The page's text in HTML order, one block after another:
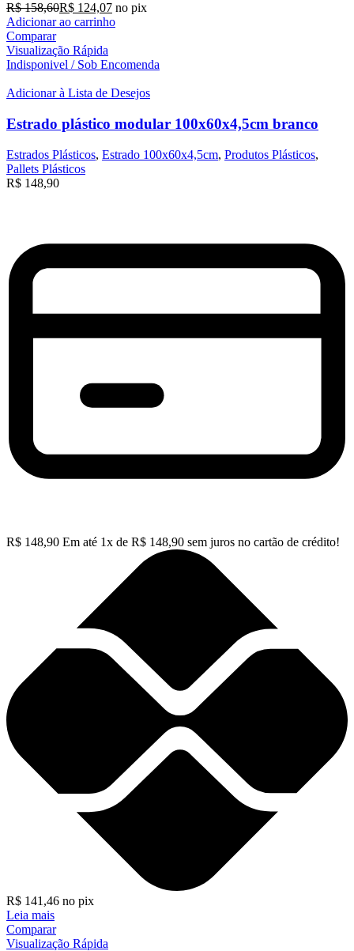
R$158,60R$ 124,07 no pix
Adicionar ao carrinho
Comparar
Visualização Rápida
Indisponivel / Sob Encomenda
Adicionar à Lista de Desejos
Estrado plástico modular 100x60x4,5cm branco
Estrados Plásticos, Estrado 100x60x4,5cm, Produtos Plásticos,
Pallets Plásticos
R$ 148,90
R$ 148,90 Em até 1x de R$ 148,90 sem juros no cartão de crédito!
R$ 141,46 no pix
Leia mais
Comparar
Visualização Rápida